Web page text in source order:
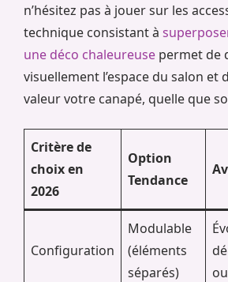
n’hésitez pas à jouer sur les
technique consistant à
une déco chaleureuse permet de
visuellement l’espace du salon et
valeur votre canapé, quelle que
Critère de
choix en
2026
Option
Tendance
Configuration
Modulable
(éléments
séparés)